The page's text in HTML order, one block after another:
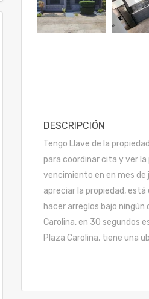
DESCRIPCIÓN
Tengo Llave de la
para coordinar cita y ver
vencimiento en en mes
apreciar la propiedad,
hacer arreglos bajo
Carolina, en 30 segundos
Plaza Carolina, tiene una